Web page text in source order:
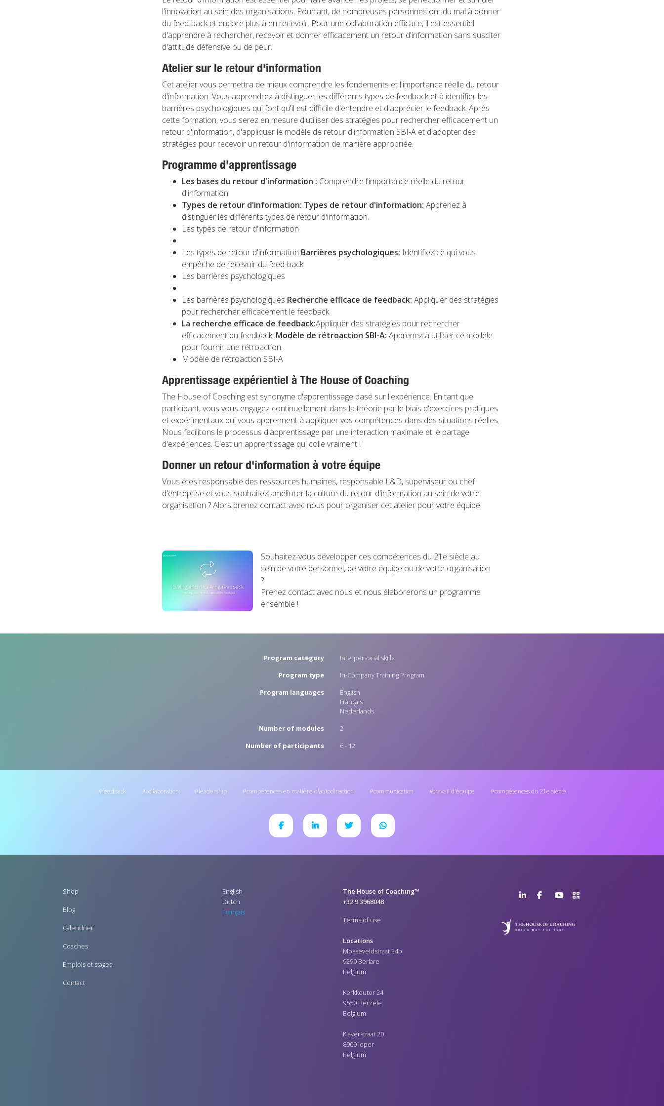
l'innovation au sein des organisations. Pourtant, de nombreuses personnes ont du mal à donner
du feed-back et encore plus à en recevoir. Pour une collaboration efficace, il est essentiel
d'apprendre à rechercher, recevoir et donner efficacement un retour d'information sans susciter
d'attitude défensive ou de peur.
Atelier sur le retour d'information
Cet atelier vous permettra de mieux comprendre les fondements et l'importance réelle du retour
d'information. Vous apprendrez à distinguer les différents types de feedback et à identifier les
barrières psychologiques qui font qu'il est difficile d'entendre et d'apprécier le feedback. Après
cette formation, vous serez en mesure d'utiliser des stratégies pour rechercher efficacement un
retour d'information, d'appliquer le modèle de retour d'information SBI-A et d'adopter des
stratégies pour recevoir un retour d'information de manière appropriée.
Programme d'apprentissage
Les bases du retour d'information : Comprendre l'importance réelle du retour
d'information.
Types de retour d'information: Types de retour d'information: Apprenez à
distinguer les différents types de retour d'information.
Les types de retour d'information
Les types de retour d'information Barrières psychologiques: Identifiez ce qui vous
empêche de recevoir du feed-back.
Les barrières psychologiques
Les barrières psychologiques Recherche efficace de feedback: Appliquer des stratégies
pour rechercher efficacement le feedback.
La recherche efficace de feedback:Appliquer des stratégies pour rechercher
efficacement du feedback. Modèle de rétroaction SBI-A: Apprenez à utiliser ce modèle
pour fournir une rétroaction.
Modèle de rétroaction SBI-A
Apprentissage expérientiel à The House of Coaching
The House of Coaching est synonyme d'apprentissage basé sur l'expérience. En tant que
participant, vous vous engagez continuellement dans la théorie par le biais d'exercices pratiques
et expérimentaux qui vous apprennent à appliquer vos compétences dans des situations réelles.
Nous facilitons le processus d'apprentissage par une interaction maximale et le partage
d'expériences. C'est un apprentissage qui colle vraiment !
Donner un retour d'information à votre équipe
Vous êtes responsable des ressources humaines, responsable L&D, superviseur ou chef
d'entreprise et vous souhaitez améliorer la culture du retour d'information au sein de votre
organisation ? Alors prenez contact avec nous pour organiser cet atelier pour votre équipe.
Souhaitez-vous développer ces compétences du 21e siècle au
sein de votre personnel, de votre équipe ou de votre organisation
?
Prenez contact avec nous et nous élaborerons un programme
ensemble !
Program category
Interpersonal skills
Program type
In-Company Training Program
Program languages
English
Français
Nederlands
Number of modules
2
Number of participants
6 - 12
feedback collaboration leadership compétences en matière d'autodirection communication travail d'équipe compétences du 21e siècle
Footer
Shop
Blog
Calendrier
Coaches
Emplois et stages
Contact
English
Dutch
Français
The House of Coaching™
+32 9 3968048
Terms of use
Locations
Mosseveldstraat 34b
9290 Berlare
Belgium
Kerkkouter 24
9550 Herzele
Belgium
Klaverstraat 20
8900 Ieper
Belgium
PagePageChannel
QR